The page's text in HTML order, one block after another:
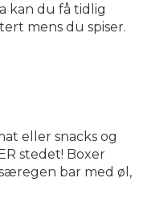
kan du få tidlig
mens du spiser.
eller snacks og
stedet! Boxer
særegen bar med øl,